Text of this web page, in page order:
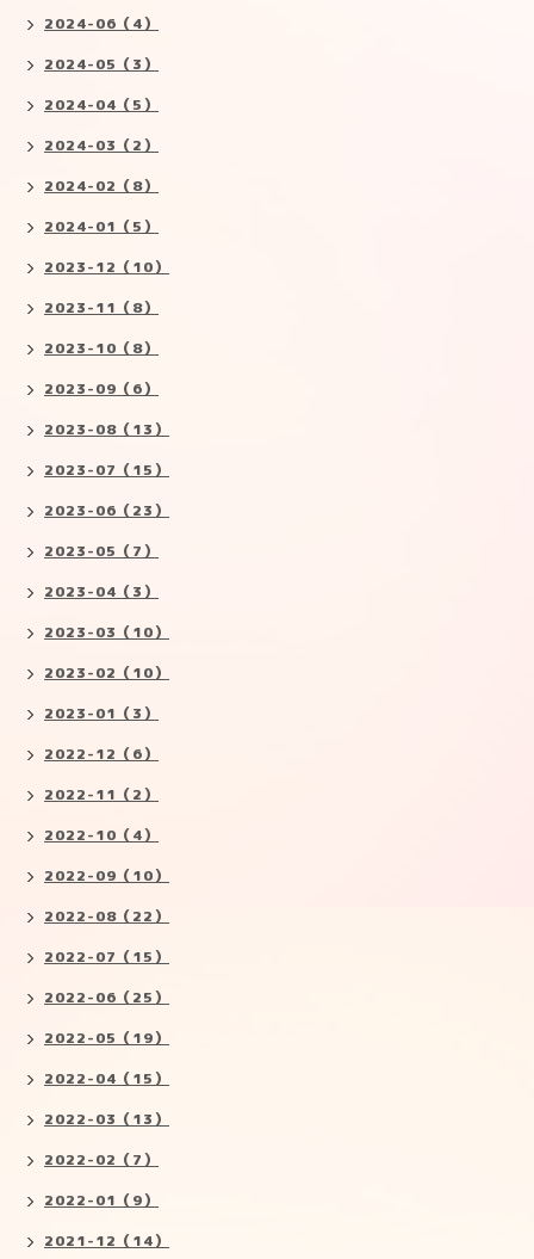
2024-06（4）
2024-05（3）
2024-04（5）
2024-03（2）
2024-02（8）
2024-01（5）
2023-12（10）
2023-11（8）
2023-10（8）
2023-09（6）
2023-08（13）
2023-07（15）
2023-06（23）
2023-05（7）
2023-04（3）
2023-03（10）
2023-02（10）
2023-01（3）
2022-12（6）
2022-11（2）
2022-10（4）
2022-09（10）
2022-08（22）
2022-07（15）
2022-06（25）
2022-05（19）
2022-04（15）
2022-03（13）
2022-02（7）
2022-01（9）
2021-12（14）